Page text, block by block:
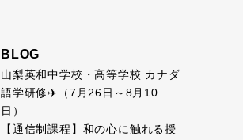
BLOG
山梨英和中学校・高等学校 カナダ
語学研修✈️（7月26日～8月10
日）
【通信制課程】和の心に触れる授